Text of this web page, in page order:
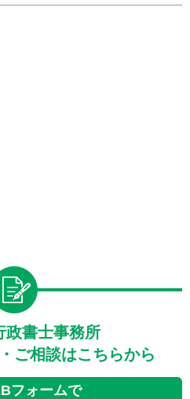
政書士事務所
ご相談はこちらから
フォームで